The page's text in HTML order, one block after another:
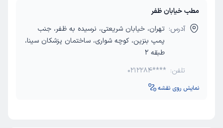
مطب خیابان ظفر
آدرس: تهران، خیابان شریعتی، نرسیده به ظفر، جنب
پمپ بنزین، کوچه شواری، ساختمان پزشکان سینا،
طبقه 2
تلفن: 0212284****
نمایش روی نقشه